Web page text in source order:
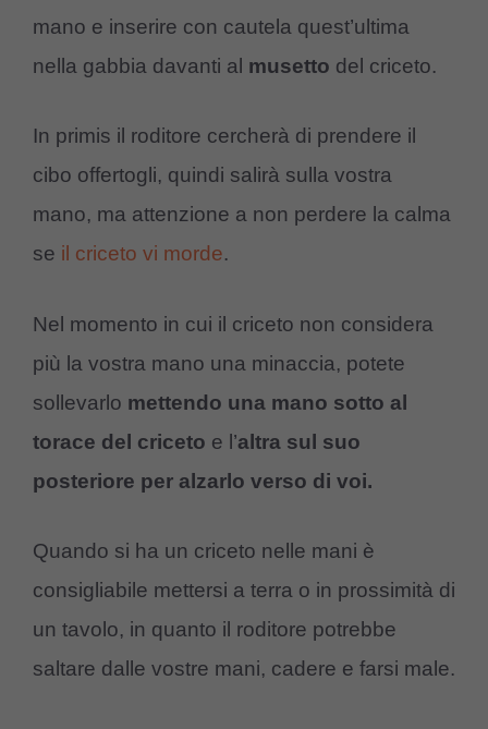
mano e inserire con cautela quest’ultima
nella gabbia davanti al musetto del criceto.
In primis il roditore cercherà di prendere il
cibo offertogli, quindi salirà sulla vostra
mano, ma attenzione a non perdere la calma
se il criceto vi morde.
Nel momento in cui il criceto non considera
più la vostra mano una minaccia, potete
sollevarlo mettendo una mano sotto al
torace del criceto e l’altra sul suo
posteriore per alzarlo verso di voi.
Quando si ha un criceto nelle mani è
consigliabile mettersi a terra o in prossimità di
un tavolo, in quanto il roditore potrebbe
saltare dalle vostre mani, cadere e farsi male.